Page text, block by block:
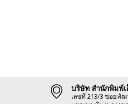
บริษัท สำนักพิมพ์เ
เลขที่ 213/3 ซอยพัฒ